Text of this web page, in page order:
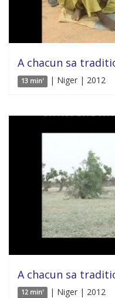
A chacun sa
13 min' | Niger | 2012
A chacun sa
12 min' | Niger | 2012